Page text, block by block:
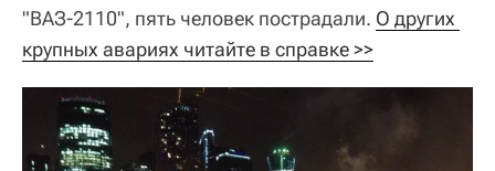
"ВАЗ-2110", пять человек пострадали. О других
крупных авариях читайте в справке >>